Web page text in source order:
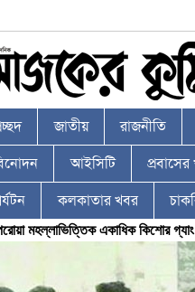
জাতীয় রাজনীতি
আইসিটি
কলকাতার খবর
মহল্লাভিত্তিক একাধিক কিশোর গ্যাং